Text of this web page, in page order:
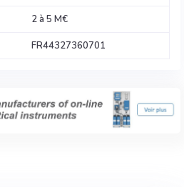
2 à 5 M€
FR44327360701